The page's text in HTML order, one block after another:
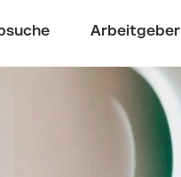
Arbeitgeber